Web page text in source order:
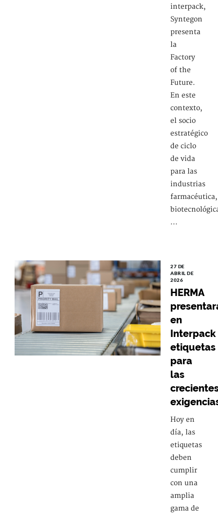
interpack,
Syntegon
presenta
la
Factory
of the
Future.
En este
contexto,
el socio
estratégico
de ciclo
de vida
para las
industrias
farmacéutica,
...
27 DE
ABRIL DE
2026
HERMA
en
Interpack
etiquetas
para
las
Hoy en
día, las
etiquetas
deben
cumplir
con una
amplia
gama de